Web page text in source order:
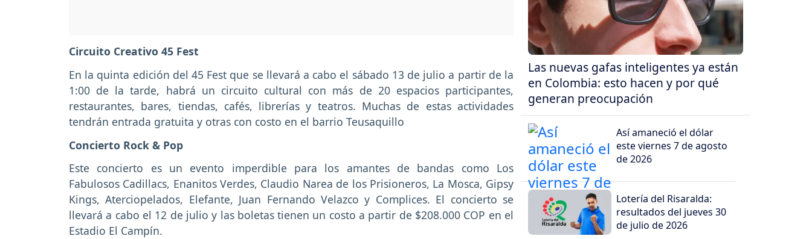
Circuito Creativo 45 Fest
En la quinta edición del 45 Fest que se llevará a cabo el sábado 13 de julio a partir de la
1:00 de la tarde, habrá un circuito cultural con más de 20 espacios participantes,
restaurantes, bares, tiendas, cafés, librerías y teatros. Muchas de estas actividades
tendrán entrada gratuita y otras con costo en el barrio Teusaquillo
Concierto Rock & Pop
Este concierto es un evento imperdible para los amantes de bandas como Los
Fabulosos Cadillacs, Enanitos Verdes, Claudio Narea de los Prisioneros, La Mosca, Gipsy
Kings, Aterciopelados, Elefante, Juan Fernando Velazco y Complices. El concierto se
llevará a cabo el 12 de julio y las boletas tienen un costo a partir de $208.000 COP en el
Estadio El Campín.
Las nuevas gafas inteligentes ya están
en Colombia: esto hacen y por qué
generan preocupación
Así amaneció el dólar
este viernes 7 de agosto
de 2026
Lotería del Risaralda:
resultados del jueves 30
de julio de 2026